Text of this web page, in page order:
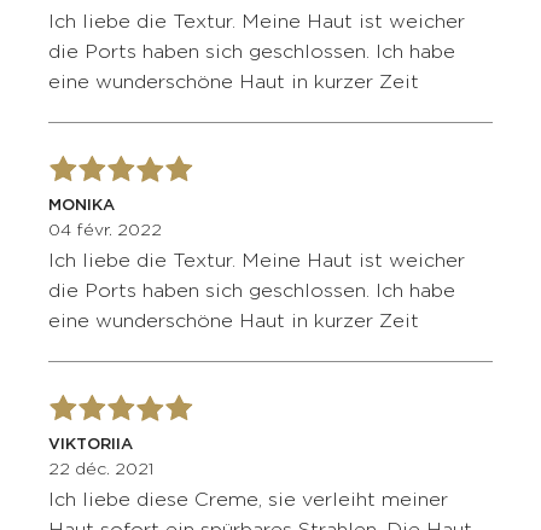
Ich liebe die Textur. Meine Haut ist weicher
die Ports haben sich geschlossen. Ich habe
eine wunderschöne Haut in kurzer Zeit
MONIKA
04 févr. 2022
Ich liebe die Textur. Meine Haut ist weicher
die Ports haben sich geschlossen. Ich habe
eine wunderschöne Haut in kurzer Zeit
VIKTORIIA
22 déc. 2021
Ich liebe diese Creme, sie verleiht meiner